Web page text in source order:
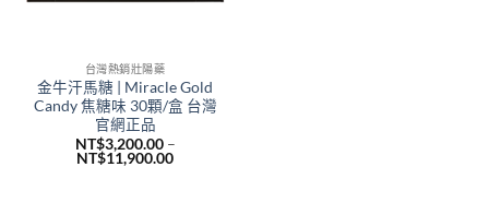
台灣熱銷壯陽藥
金牛汗馬糖 | Miracle Gold
Candy 焦糖味 30顆/盒 台灣
官網正品
NT$3,200.00 –
NT$11,900.00價